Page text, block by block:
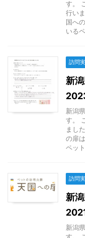
す。
行い
国へ
いる
訪問
新
新潟
す。
まし
の扉
ペッ
訪問
新
新潟
す。